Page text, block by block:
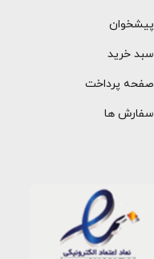
پیشخوان
سبد خرید
صفحه پرداخت
سفارش ها